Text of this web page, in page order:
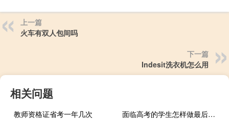
上一篇
火车有双人包间吗
下一篇
Indesit洗衣机怎么用
相关问题
教师资格证省考一年几次
面临高考的学生怎样做最后的冲刺（高考前如何做最后冲刺）